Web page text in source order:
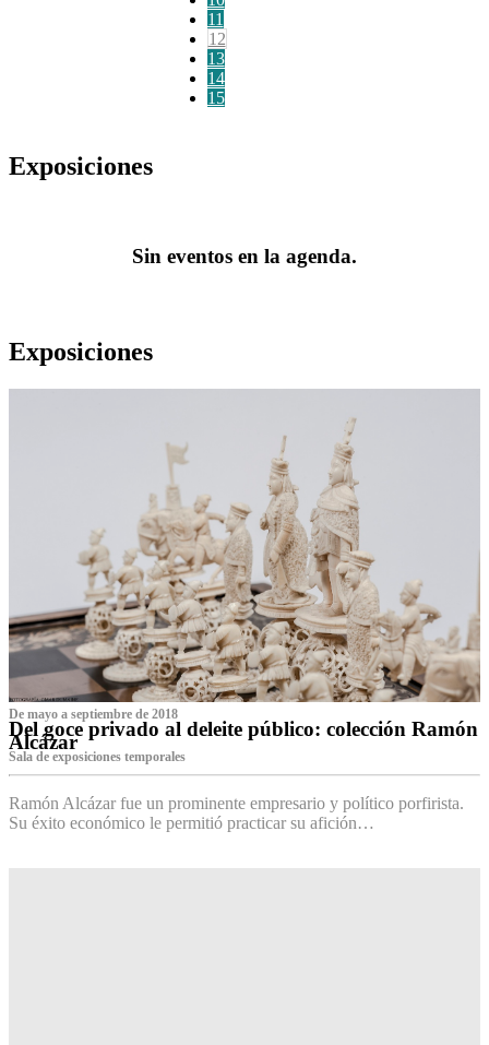
11
12
13
14
15
Exposiciones
Sin eventos en la agenda.
Exposiciones
De mayo a septiembre de 2018
Del goce privado al deleite público: colección Ramón
Alcázar
Sala de exposiciones temporales
Ramón Alcázar fue un prominente empresario y político porfirista.
Su éxito económico le permitió practicar su afición…